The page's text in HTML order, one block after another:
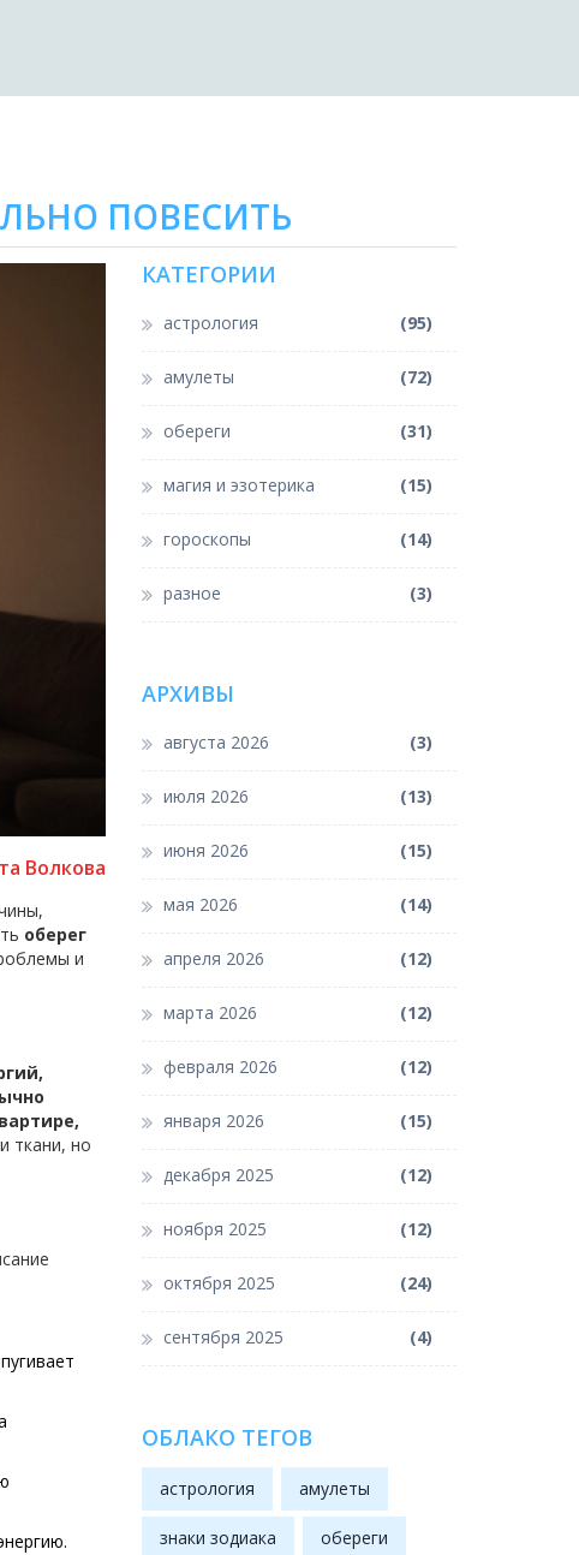
ПОВЕСИТЬ
Волкова
оберег
и
ткани, но
КАТЕГОРИИ
астрология (95)
амулеты (72)
обереги (31)
магия и эзотерика (15)
гороскопы (14)
разное (3)
АРХИВЫ
августа 2026 (3)
июля 2026 (13)
июня 2026 (15)
мая 2026 (14)
апреля 2026 (12)
марта 2026 (12)
февраля 2026 (12)
января 2026 (15)
декабря 2025 (12)
ноября 2025 (12)
октября 2025 (24)
сентября 2025 (4)
ОБЛАКО ТЕГОВ
астрология амулеты
знаки зодиака обереги